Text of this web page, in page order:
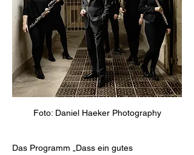
Foto: Daniel Haeker Photography
Das Programm „Dass ein gutes